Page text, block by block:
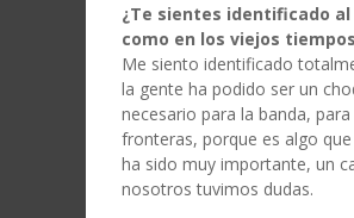
¿Te sientes identificado
como en los viejos
Me siento identificado
la gente ha podido ser un
necesario para la banda,
fronteras, porque es algo
ha sido muy importante, un
nosotros tuvimos dudas.